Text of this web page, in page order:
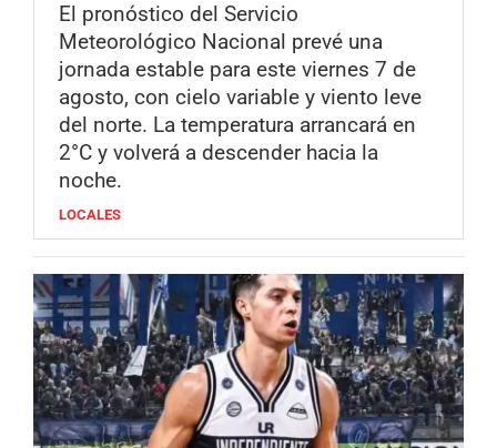
El pronóstico del Servicio
Meteorológico Nacional prevé una
jornada estable para este viernes 7 de
agosto, con cielo variable y viento leve
del norte. La temperatura arrancará en
2°C y volverá a descender hacia la
noche.
LOCALES